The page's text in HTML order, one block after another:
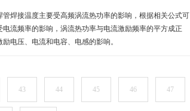
焊接温度主要受高频涡流热功率的影响，根据相关公式可
流频率的影响，涡流热功率与电流激励频率的平方成正
电压、电流和电容、电感的影响。
43 44 45 46 47